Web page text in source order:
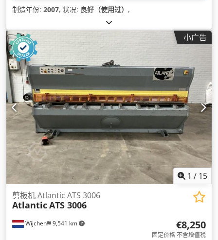
制造年份: 2007, 状况: 良好（使用过） ,
小广告
1 / 15
Wijchen 9,541 km
剪板机 Atlantic ATS 3006
AtlanticATS 3006
€8,250
固定价格 不含增值税